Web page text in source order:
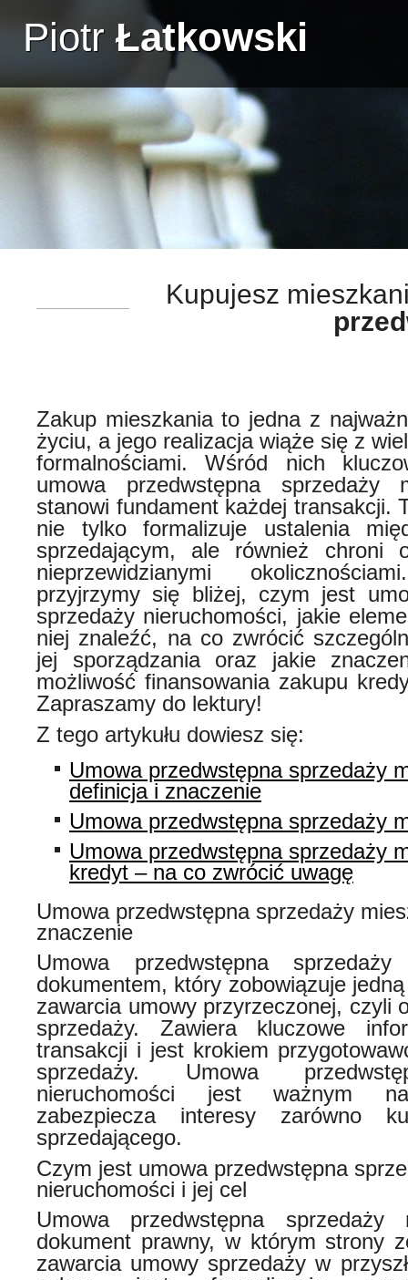
Piotr Łatkowski
Kupujesz
Zakup mieszkania to jedna z
życiu, a jego realizacja wiąże się z
formalnościami. Wśród nich
umowa przedwstępna sprzedaży
stanowi fundament każdej transakcji.
nie tylko formalizuje ustalenia
sprzedającym, ale również chroni
nieprzewidzianymi
przyjrzymy się bliżej, czym jest
sprzedaży nieruchomości, jakie
niej znaleźć, na co zwrócić
jej sporządzania oraz jakie
możliwość finansowania zakupu
Zapraszamy do lektury!
Z tego artykułu dowiesz się:
Umowa przedwstępna sprzedaży
definicja i znaczenie
Umowa przedwstępna sprzedaży
Umowa przedwstępna sprzedaży
kredyt – na co zwrócić uwagę
Umowa przedwstępna sprzedaży
znaczenie
Umowa przedwstępna
dokumentem, który zobowiązuje
zawarcia umowy przyrzeczonej, czyli
sprzedaży. Zawiera kluczowe
transakcji i jest krokiem
sprzedaży. Umowa
nieruchomości jest ważnym
zabezpiecza interesy zarówno
sprzedającego.
Czym jest umowa przedwstępna
nieruchomości i jej cel
Umowa przedwstępna sprzedaży
dokument prawny, w którym strony
zawarcia umowy sprzedaży w